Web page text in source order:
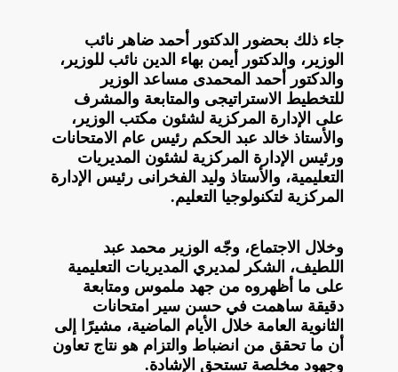
جاء ذلك بحضور الدكتور أحمد ضاهر نائب
الوزير، والدكتور أيمن بهاء الدين نائب للوزير،
والدكتور أحمد المحمدى مساعد الوزير
للتخطيط الاستراتيجى والمتابعة والمشرف
على الإدارة المركزية لشئون مكتب الوزير،
والأستاذ خالد عبد الحكم رئيس عام الامتحانات
ورئيس الإدارة المركزية لشئون المديريات
التعليمية، والأستاذ وليد الفخرانى رئيس الإدارة
المركزية لتكنولوجيا التعليم.
وخلال الاجتماع، وجّه الوزير محمد عبد
اللطيف، الشكر لمديري المديريات التعليمية
على ما أظهروه من جهد ملموس ومتابعة
دقيقة ساهمت في حسن سير امتحانات
الثانوية العامة خلال الأيام الماضية، مشيرًا إلى
أن ما تحقق من انضباط والتزام هو نتاج تعاون
وجهود مخلصة تستحق الإشادة.